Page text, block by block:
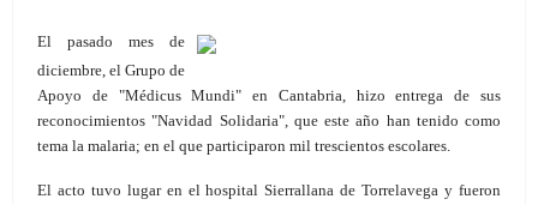
El pasado mes de
diciembre, el Grupo de
Apoyo de "Médicus Mundi" en Cantabria, hizo entrega de sus
reconocimientos "Navidad Solidaria", que este año han tenido como
tema la malaria; en el que participaron mil trescientos escolares.
El acto tuvo lugar en el hospital Sierrallana de Torrelavega y fueron